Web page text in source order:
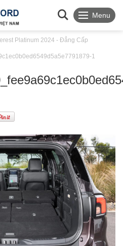
Menu
Platinum 2024 - Đẳng Cấp
1